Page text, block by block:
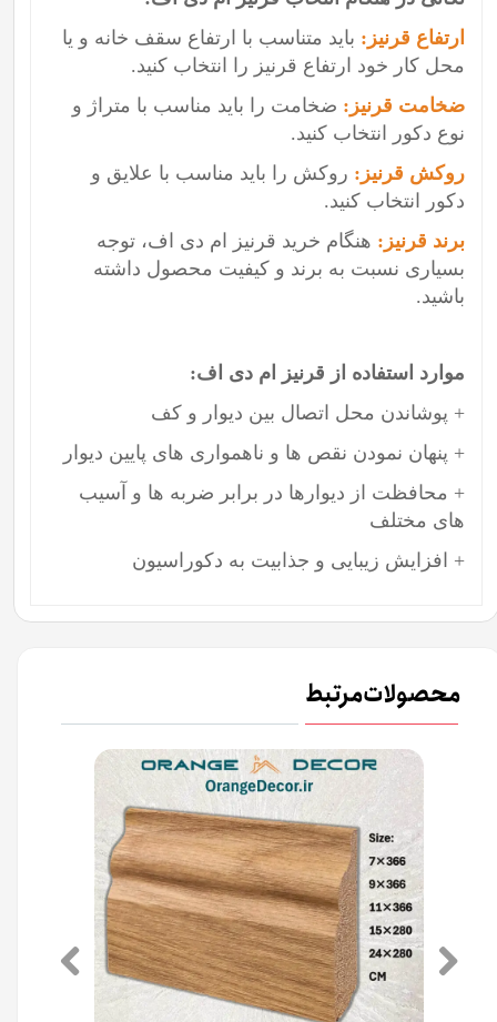
ارتفاع قرنیز: باید متناسب با ارتفاع سقف خانه و یا
محل کار خود ارتفاع قرنیز را انتخاب کنید.
ضخامت قرنیز: ضخامت را باید مناسب با متراژ و
نوع دکور انتخاب کنید.
روکش قرنیز: روکش را باید مناسب با علایق و
دکور انتخاب کنید.
برند قرنیز: هنگام خرید قرنیز ام دی اف، توجه
بسیاری نسبت به برند و کیفیت محصول داشته
باشید.
موارد استفاده از قرنیز ام دی اف:
+ پوشاندن محل اتصال بین دیوار و کف
+ پنهان نمودن نقص ها و ناهمواری های پایین دیوار
+ محافظت از دیوارها در برابر ضربه ها و آسیب
های مختلف
+ افزایش زیبایی و جذابیت به دکوراسیون
محصولات مرتبط